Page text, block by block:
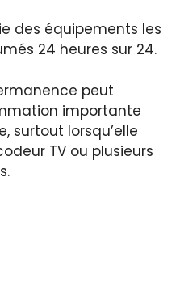
des équipements les
24 heures sur 24.
peut
importante
surtout lorsqu’elle
TV ou plusieurs